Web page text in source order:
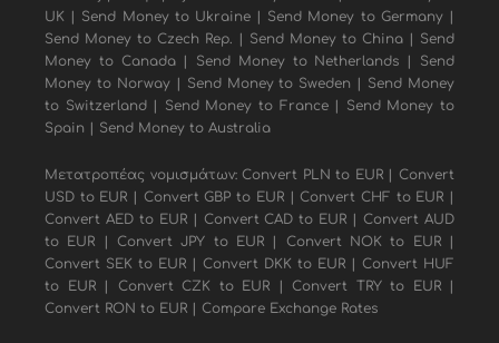
UK | Send Money to Ukraine| Send Money to Germany|
Send Money to Czech Rep.
| Send Money to China | Send
Money to Canada| Send Money to Netherlands | Send
Money to Norway| Send Money to Sweden | Send Money
to Switzerland| Send Money to France| Send Money to
Spain | Send Money to Australia
Μετατροπέας νομισμάτων: Convert PLN to EUR| Convert
USD to EUR | Convert GBP to EUR| Convert CHF to EUR |
Convert AED to EUR| Convert CAD to EUR | Convert AUD
to EUR | Convert JPY to EUR | Convert NOK to EUR|
Convert SEK to EUR | Convert DKK to EUR | Convert HUF
to EUR| Convert CZK to EUR | Convert TRY to EUR|
Convert RON to EUR | Compare Exchange Rates